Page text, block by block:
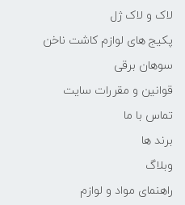
لاک و لاک ژل
پکیج های لوازم کاشت ناخن
سوهان برقی
قوانین و مقررات سایت
تماس با ما
برند ها
وبلاگ
راهنمای مواد و لوازم